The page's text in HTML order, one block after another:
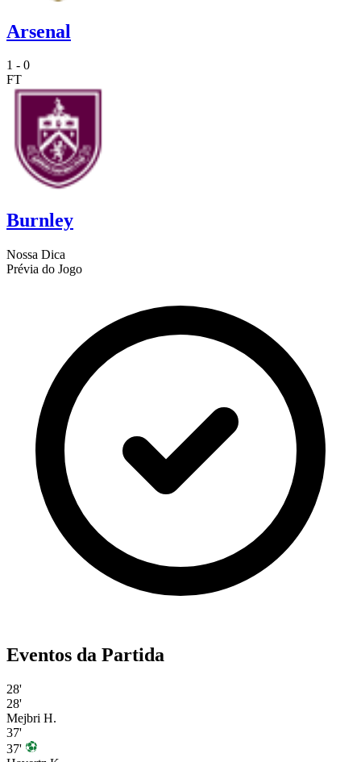
Arsenal
1 - 0
FT
Burnley
Nossa Dica
Prévia do Jogo
Eventos da Partida
28'
28'
Mejbri H.
37'
37'